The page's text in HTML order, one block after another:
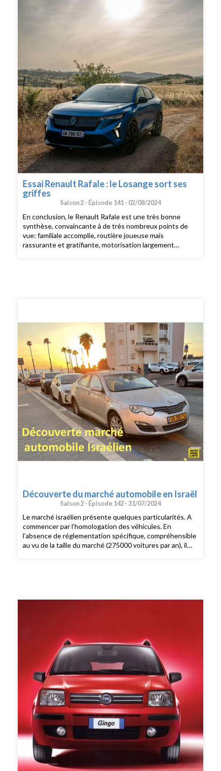
Essai Renault Rafale : le Losange sort ses
griffes
Saison 2 - Épisode 141 - 02/08/2024
En conclusion, le Renault Rafale est une très bonne
synthèse, convaincante à de très nombreux points de
vue: familiale accomplie, routière joueuse mais
rassurante et gratifiante, motorisation largement
Découverte du marché automobile en Israël
Saison 2 - Épisode 142 - 31/07/2024
Le marché israélien présente quelques particularités. A
commencer par l’homologation des véhicules. En
l’absence de réglementation spécifique, compréhensible
au vu de la taille du marché (275000 voitures par an), il